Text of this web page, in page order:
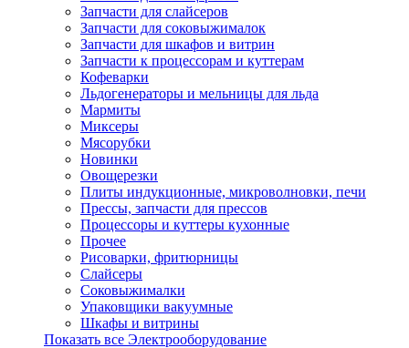
Запчасти для слайсеров
Запчасти для соковыжималок
Запчасти для шкафов и витрин
Запчасти к процессорам и куттерам
Кофеварки
Льдогенераторы и мельницы для льда
Мармиты
Миксеры
Мясорубки
Новинки
Овощерезки
Плиты индукционные, микроволновки, печи
Прессы, запчасти для прессов
Процессоры и куттеры кухонные
Прочее
Рисоварки, фритюрницы
Слайсеры
Соковыжималки
Упаковщики вакуумные
Шкафы и витрины
Показать все Электрооборудование